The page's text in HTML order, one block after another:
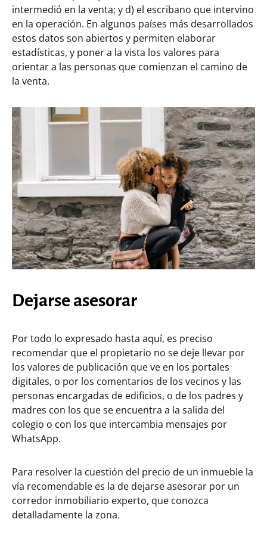
intermedió en la venta; y d) el escribano que intervino
en la operación. En algunos países más desarrollados
estos datos son abiertos y permiten elaborar
estadísticas, y poner a la vista los valores para
orientar a las personas que comienzan el camino de
la venta.
Dejarse asesorar
Por todo lo expresado hasta aquí, es preciso
recomendar que el propietario no se deje llevar por
los valores de publicación que ve en los portales
digitales, o por los comentarios de los vecinos y las
personas encargadas de edificios, o de los padres y
madres con los que se encuentra a la salida del
colegio o con los que intercambia mensajes por
WhatsApp.
Para resolver la cuestión del precio de un inmueble la
vía recomendable es la de dejarse asesorar por un
corredor inmobiliario experto, que conozca
detalladamente la zona.